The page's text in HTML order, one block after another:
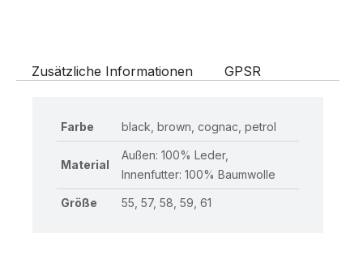
Zusätzliche Informationen GPSR
Farbe black, brown, cognac, petrol
Material
Außen: 100% Leder,
Innenfutter: 100% Baumwolle
Größe 55, 57, 58, 59, 61